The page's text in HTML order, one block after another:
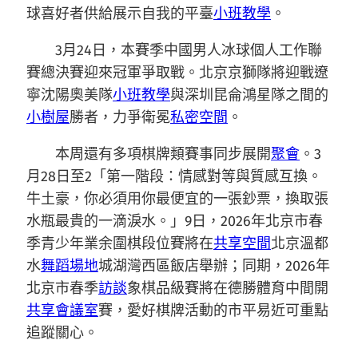
球喜好者供給展示自我的平臺小班教學 。
3月24日，本賽季中國男人冰球個人工作聯
賽總決賽迎來冠軍爭取戰。北京京獅隊將迎戰遼
寧沈陽奧美隊小班教學與深圳昆侖鴻星隊之間的
小樹屋勝者，力爭衛冕私密空間 。
本周還有多項棋牌類賽事同步展開聚會 。3
月28日至2「第一階段：情感對等與質感互換。
牛土豪，你必須用你最便宜的一張鈔票，換取張
水瓶最貴的一滴淚水。」9日，2026年北京市春
季青少年業余圍棋段位賽將在共享空間北京溫都
水舞蹈場地城湖灣西區飯店舉辦；同期，2026年
北京市春季訪談象棋品級賽將在德勝體育中間開
共享會議室賽，愛好棋牌活動的市平易近可重點
追蹤關心。